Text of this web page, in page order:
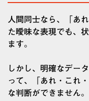
人間同士なら、「あ
た曖昧な表現でも、
ます。
しかし、明確なデー
って、「あれ・これ
な判断ができません。